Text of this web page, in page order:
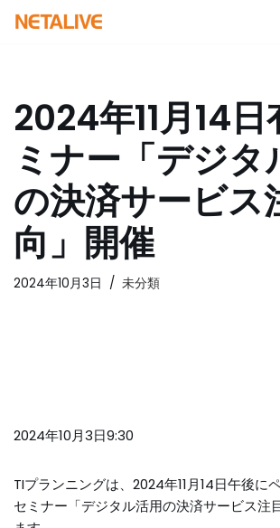
ン
ツ
へ
キ
プ
2024年11月14日
ミナー「デジタ
の決済サービス
向」開催
2024年10月3日 未分類
2024年10月3日9:30
TIプランニングは、2024年11月14日午後に
セミナー「デジタル活用の決済サービス注